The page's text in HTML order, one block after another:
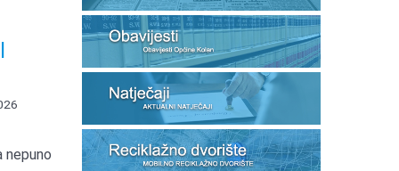
nepuno